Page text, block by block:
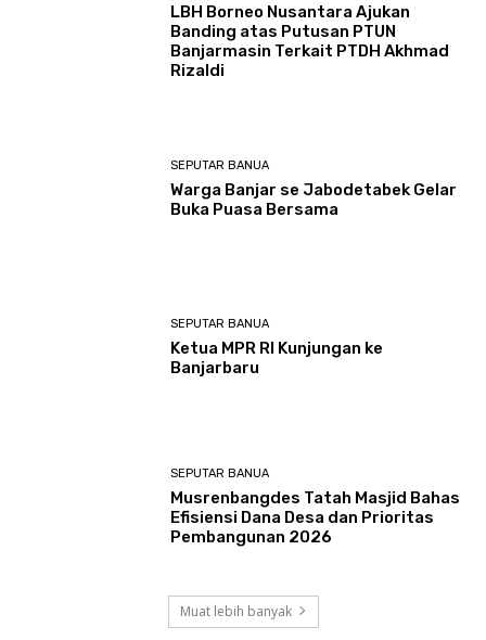
LBH Borneo Nusantara Ajukan
Banding atas Putusan PTUN
Banjarmasin Terkait PTDH Akhmad
Rizaldi
SEPUTAR BANUA
Warga Banjar se Jabodetabek Gelar
Buka Puasa Bersama
SEPUTAR BANUA
Ketua MPR RI Kunjungan ke
Banjarbaru
SEPUTAR BANUA
Musrenbangdes Tatah Masjid Bahas
Efisiensi Dana Desa dan Prioritas
Pembangunan 2026
Muat lebih banyak